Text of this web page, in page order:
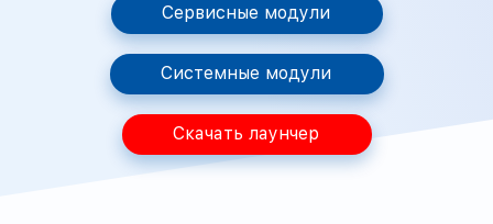
Сервисные модули
Системные модули
Скачать лаунчер